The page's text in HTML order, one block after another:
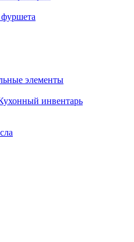
элементы
инвентарь